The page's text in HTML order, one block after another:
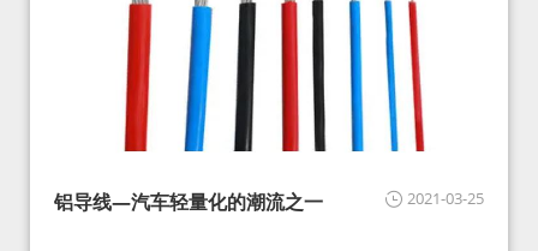
2021-03-25
铝导线—汽车轻量化的潮流之一